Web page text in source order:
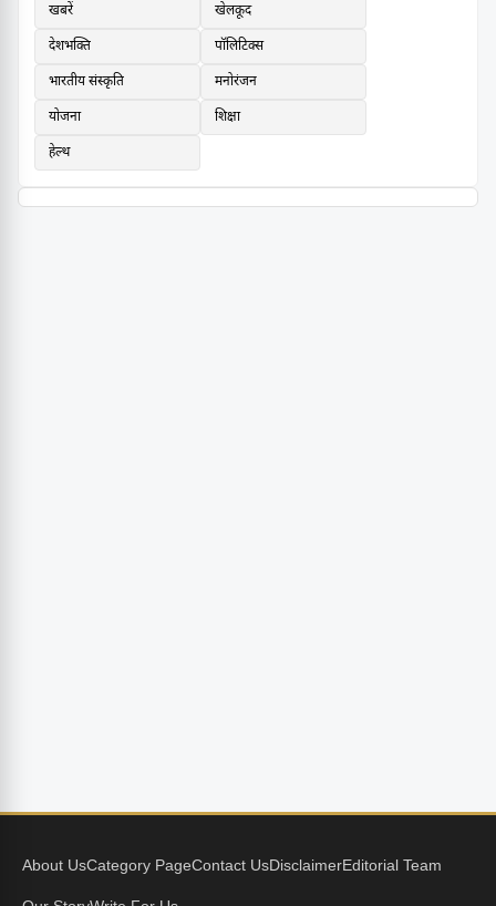
खबरें
खेलकूद
देशभक्ति
पॉलिटिक्स
भारतीय संस्कृति
मनोरंजन
योजना
शिक्षा
हेल्थ
About UsCategory PageContact UsDisclaimerEditorial Team